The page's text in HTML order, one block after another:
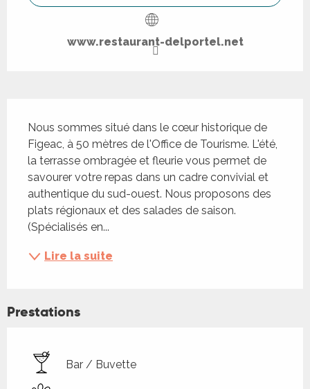
www.restaurant-delportel.net
Nous sommes situé dans le cœur historique de
Figeac, à 50 mètres de l'Office de Tourisme. L'été,
la terrasse ombragée et fleurie vous permet de
savourer votre repas dans un cadre convivial et
authentique du sud-ouest. Nous proposons des
plats régionaux et des salades de saison.
(Spécialisés en...
Lire la suite
Prestations
Bar / Buvette